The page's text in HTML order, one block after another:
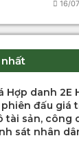
16/
Hợp danh 2E
đấu giá
tài sản, công
sát nhân